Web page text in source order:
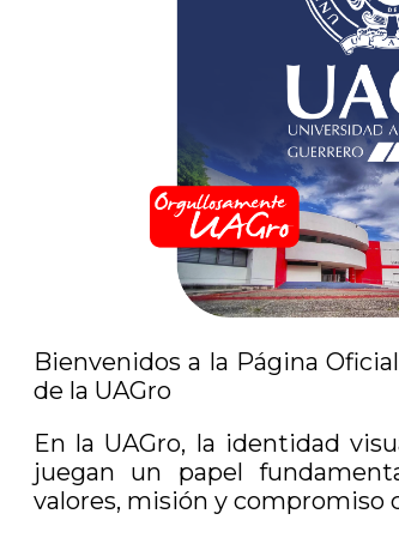
Bienvenidos a la Página
de la UAGro
En la UAGro, la identidad
juegan un papel
valores, misión y compromiso